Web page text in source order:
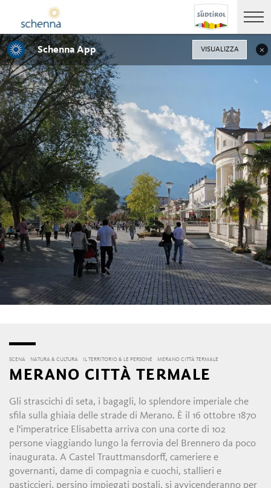
SCENA NATURA & CULTURA IL TERRITORIO & LE PERSONE MERANO CITTÀ TERMALE
MERANO CITTÀ TERMALE
Gli strascichi di seta, i bagagli, lo splendore imperiale che
sfila sulla ghiaia delle strade di Merano. È il 16 ottobre 1870
e l'imperatrice Elisabetta arriva con una corte di 102
persone viaggiando lungo la ferrovia del Brennero da poco
inaugurata. A Castel Trauttmansdorff, cameriere e
governanti, dame di compagnia e cuochi, stallieri e
pasticcieri, persino impiegati postali, si avvicenderanno per
Schenna App VISUALIZZA